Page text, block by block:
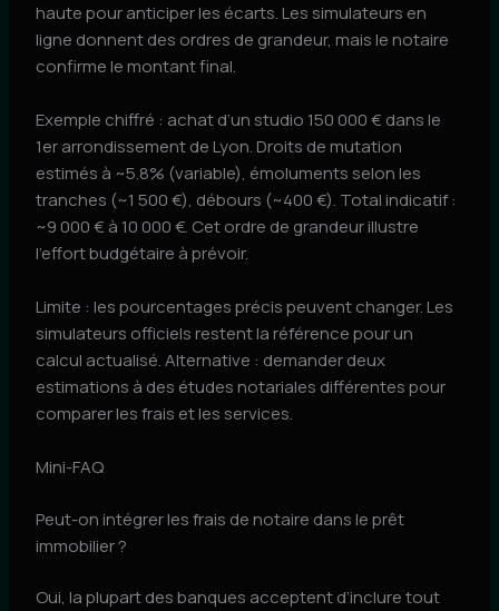
haute pour anticiper les écarts. Les simulateurs en
ligne donnent des ordres de grandeur, mais le notaire
confirme le montant final.
Exemple chiffré : achat d’un studio 150 000 € dans le
1er arrondissement de Lyon. Droits de mutation
estimés à ~5.8% (variable), émoluments selon les
tranches (~1 500 €), débours (~400 €). Total indicatif :
~9 000 € à 10 000 €. Cet ordre de grandeur illustre
l’effort budgétaire à prévoir.
Limite : les pourcentages précis peuvent changer. Les
simulateurs officiels restent la référence pour un
calcul actualisé. Alternative : demander deux
estimations à des études notariales différentes pour
comparer les frais et les services.
Mini-FAQ
Peut-on intégrer les frais de notaire dans le prêt
immobilier ?
Oui, la plupart des banques acceptent d’inclure tout